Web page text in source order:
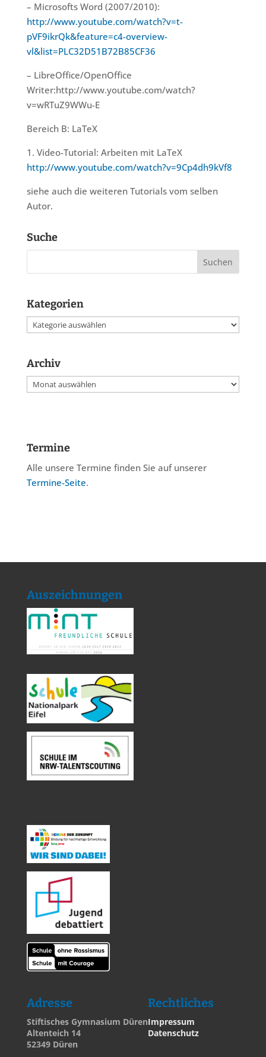
– Microsofts Word (2007/2010):
http://www.youtube.com/watch?v=t-
pVF9ikrQk&feature=c4-overview-
vl&list=PLC32D51B72B85CF36
– LibreOffice/OpenOffice
Writer:http://www.youtube.com/watch?
v=wRTuZ9WWu-E
Bereich B: LaTeX
1. Video-Tutorial: Arbeiten mit LaTeX
http://www.youtube.com/watch?v=9Cp4dh9kVf8
siehe auch die weiteren Tutorials vom selben
Autor.
Suche
Kategorien
Kategorien
Archiv
Archiv
Termine
Alle unsere Termine finden Sie auf unserer
Termine-Seite.
Auszeichnungen
Adresse
Stiftisches Gymnasium Düren
Altenteich 14
52349 Düren
Rechtliches
Impressum
Datenschutz